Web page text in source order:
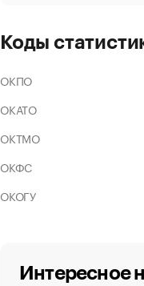
Коды
ОКПО
ОКАТО
ОКТМО
ОКФС
ОКОГУ
Интересное